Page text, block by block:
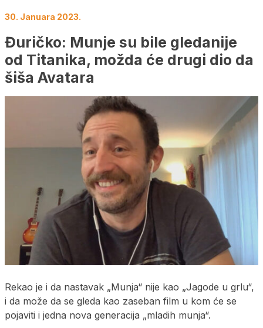
30. Januara 2023.
Đuričko: Munje su bile gledanije
od Titanika, možda će drugi dio da
šiša Avatara
Rekao je i da nastavak „Munja“ nije kao „Jagode u grlu“,
i da može da se gleda kao zaseban film u kom će se
pojaviti i jedna nova generacija „mladih munja“.